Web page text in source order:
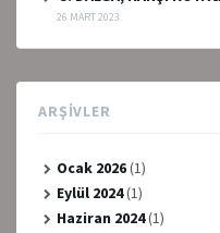
26 MART 2023
ARŞIVLER
Ocak 2026(1)
Eylül 2024(1)
Haziran 2024(1)